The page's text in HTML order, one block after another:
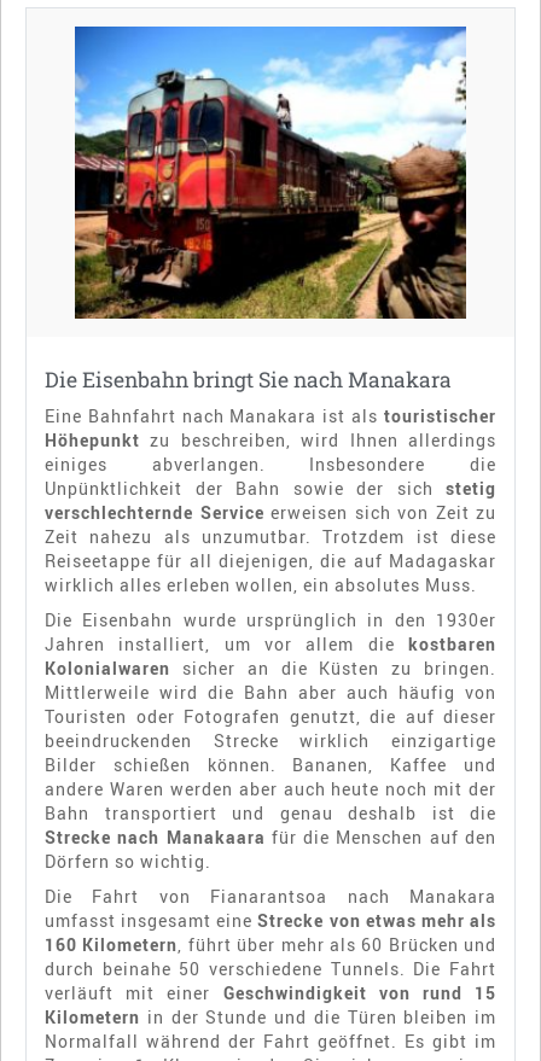
Die Eisenbahn bringt Sie nach Manakara
Eine Bahnfahrt nach Manakara ist als touristischer
Höhepunkt zu beschreiben, wird Ihnen allerdings
einiges abverlangen. Insbesondere die
Unpünktlichkeit der Bahn sowie der sich stetig
verschlechternde Service erweisen sich von Zeit zu
Zeit nahezu als unzumutbar. Trotzdem ist diese
Reiseetappe für all diejenigen, die auf Madagaskar
wirklich alles erleben wollen, ein absolutes Muss.
Die Eisenbahn wurde ursprünglich in den 1930er
Jahren installiert, um vor allem die kostbaren
Kolonialwaren sicher an die Küsten zu bringen.
Mittlerweile wird die Bahn aber auch häufig von
Touristen oder Fotografen genutzt, die auf dieser
beeindruckenden Strecke wirklich einzigartige
Bilder schießen können. Bananen, Kaffee und
andere Waren werden aber auch heute noch mit der
Bahn transportiert und genau deshalb ist die
Strecke nach Manakaara für die Menschen auf den
Dörfern so wichtig.
Die Fahrt von Fianarantsoa nach Manakara
umfasst insgesamt eineStrecke von etwas mehr als
160 Kilometern, führt über mehr als 60 Brücken und
durch beinahe 50 verschiedene Tunnels. Die Fahrt
verläuft mit einer Geschwindigkeit von rund 15
Kilometern in der Stunde und die Türen bleiben im
Normalfall während der Fahrt geöffnet. Es gibt im